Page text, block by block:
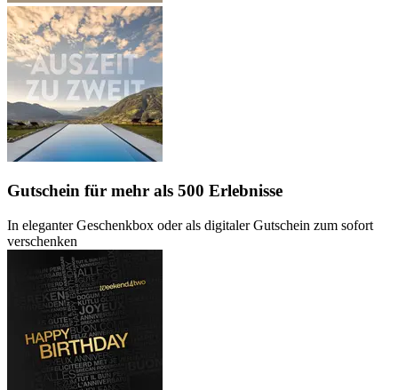
Gutschein für mehr als 500 Erlebnisse
In eleganter Geschenkbox oder als digitaler Gutschein zum sofort
verschenken